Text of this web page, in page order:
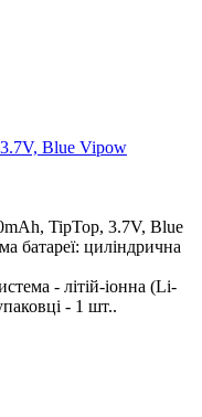
Blue Vipow
TipTop, 3.7V, Blue
батареї: циліндрична
- літій-іонна (Li-
- 1 шт..